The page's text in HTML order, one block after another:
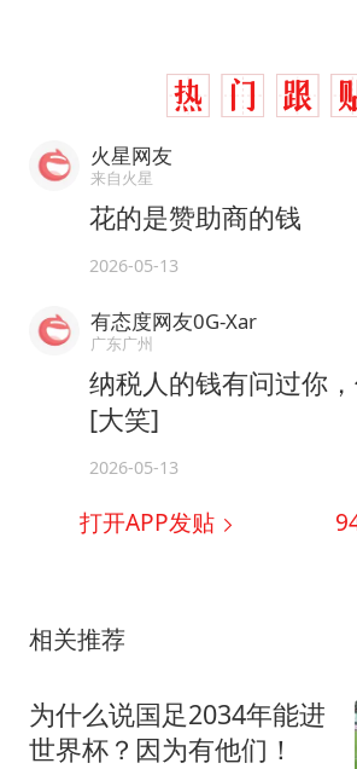
火星网友
来自火星
花的是赞助商的钱
2026-05-13
有态度网友0G-Xar
广东广州
纳税人的钱有问过你
[大笑]
2026-05-13
打开APP发贴
相关推荐
为什么说国足2034年能进
世界杯？因为有他们！